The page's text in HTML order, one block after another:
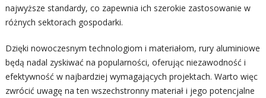
najwyższe standardy, co zapewnia ich szerokie zastosowanie w
różnych sektorach gospodarki.
Dzięki nowoczesnym technologiom i materiałom, rury aluminiowe
będą nadal zyskiwać na popularności, oferując niezawodność i
efektywność w najbardziej wymagających projektach. Warto więc
zwrócić uwagę na ten wszechstronny materiał i jego potencjalne